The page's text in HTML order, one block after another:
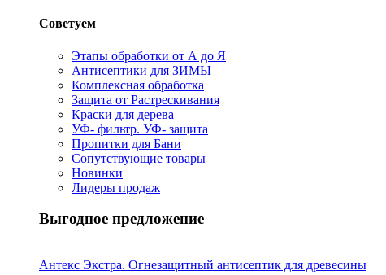
Советуем
Этапы обработки от А до Я
Антисептики для ЗИМЫ
Комплексная обработка
Защита от Растрескивания
Краски для дерева
УФ- фильтр. УФ- защита
Пропитки для Бани
Сопутствующие товары
Новинки
Лидеры продаж
Выгодное предложение
Антекс Экстра. Огнезащитный антисептик для древесины